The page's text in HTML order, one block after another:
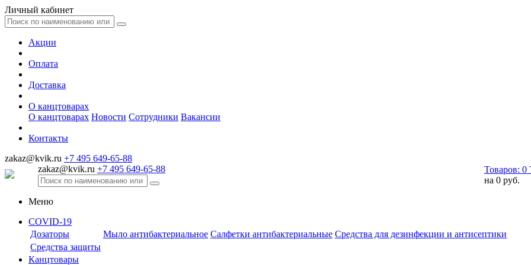
Личный кабинет
Акции
Оплата
Доставка
О канцтоварах
О канцтоварах Новости Сотрудники Вакансии
Контакты
zakaz@kvik.ru +7 495 649-65-88
zakaz@kvik.ru +7 495 649-65-88 Товаров: 0
на 0 руб.
Меню
COVID-19
Дозаторы
Мыло антибактериальное Салфетки антибактериальные Средства для дезинфекции и антисептики
Средства защиты
Канцтовары